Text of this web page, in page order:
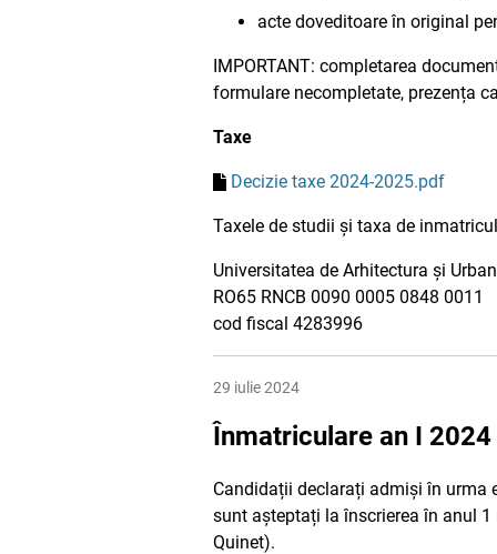
acte doveditoare în original
IMPORTANT: completarea
formulare necompletate, prezența
Taxe
Decizie taxe 2024-2025.pdf
Taxele de studii și taxa de
Universitatea de Arhitectura și
RO65 RNCB 0090 0005 0848 0011
cod fiscal 4283996
29 iulie 2024
Înmatriculare an I
Candidații declarați admiși în urma
sunt așteptați la înscrierea în anul
Quinet).